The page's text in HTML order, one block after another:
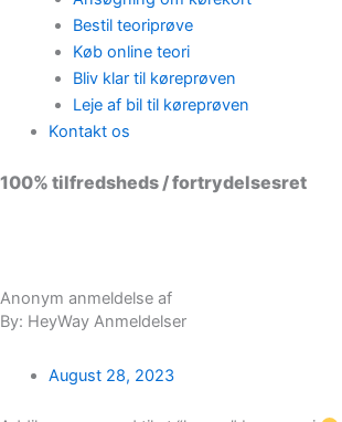
Bestil teoriprøve
Køb online teori
Bliv klar til køreprøven
Leje af bil til køreprøven
Kontakt os
100% tilfredsheds / fortrydelsesret
Anonym anmeldelse af
By: HeyWay Anmeldelser
August 28, 2023